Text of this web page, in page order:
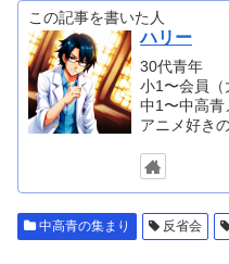
この記事を書いた人
ハリー
30代青年
小1〜会員（
中1〜中高青
アニメ好き
中高青の集まり 反省会